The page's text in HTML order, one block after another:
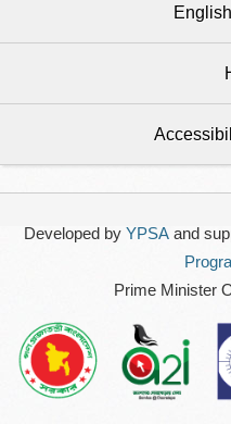
Developed by YPSAand
Prime Minister